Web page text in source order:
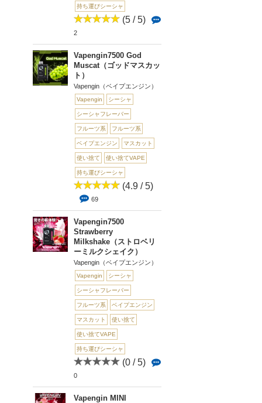
持ち運びシーシャ
(5 / 5)
2
Vapengin7500 God
Muscat（ゴッドマスカッ
ト）
Vapengin（ベイプエンジン）
Vapengin シーシャ
シーシャフレーバー
フルーツ系 フルーツ系
ベイプエンジン マスカット
使い捨て 使い捨てVAPE
持ち運びシーシャ
(4.9 / 5)
69
Vapengin7500
Strawberry
Milkshake（ストロベリ
ーミルクシェイク）
Vapengin（ベイプエンジン）
Vapengin シーシャ
シーシャフレーバー
フルーツ系 ベイプエンジン
マスカット 使い捨て
使い捨てVAPE
持ち運びシーシャ
(0 / 5)
0
Vapengin MINI